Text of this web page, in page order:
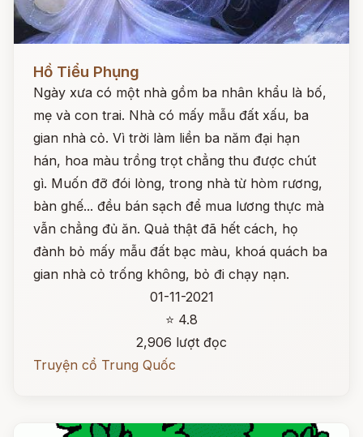
Đọc ngay
Hồ Tiểu Phụng
Ngày xưa có một nhà gồm ba nhân khẩu là bố,
mẹ và con trai. Nhà có mấy mẫu đất xấu, ba
gian nhà cỏ. Vì trời làm liền ba năm đại hạn
hán, hoa màu trồng trọt chẳng thu được chút
gì. Muốn đỡ đói lòng, trong nhà từ hòm rương,
bàn ghế... đều bán sạch để mua lương thực mà
vẫn chẳng đủ ăn. Quả thật đã hết cách, họ
đành bỏ mấy mẫu đất bạc màu, khoá quách ba
gian nhà cỏ trống không, bỏ đi chạy nạn.
01-11-2021
⭐ 4.8
2,906 lượt đọc
Truyện cổ Trung Quốc